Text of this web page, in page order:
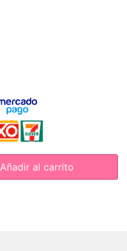
Añadir al carrito